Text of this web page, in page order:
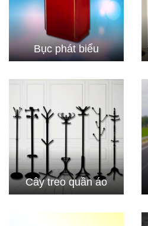
Bục phát biểu
Cây treo quần áo